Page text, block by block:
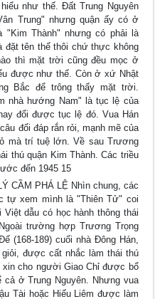
như thế. Đất Trung Nguyên
Trung" nhưng quận ấy có ở
"Kim Thành" nhưng có phải là
đặt tên thế thôi chứ thực không
thì mặt trời cũng đều mọc ở
được như thế. Còn ở xứ Nhật
Bắc để trông thấy mặt trời.
nhà hướng Nam" là tục lệ của
đổi được tục lệ đó. Vua Hán
đối đáp rắn rỏi, mạnh mẽ của
mà trí tuệ lớn. Về sau Trương
thú quận Kim Thành. Các triều
đến 1945 15
CẦM PHÁ LỆ Nhìn chung, các
tự xem mình là "Thiên Tử" coi
dẫu có học hành thông thái
trường hợp Trương Trọng
(168-189) cuối nhà Đông Hán,
được cất nhắc làm thái thú
xin cho người Giao Chỉ được bổ
ở Trung Nguyên. Nhưng vua
Tài hoặc Hiếu Liêm được làm